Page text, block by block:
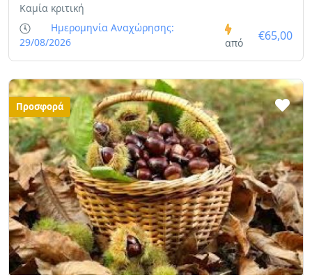
Καμία κριτική
Ημερομηνία Αναχώρησης:
29/08/2026
από €65,00
Προσφορά